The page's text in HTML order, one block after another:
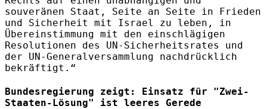
souveränen Staat, Seite an Seite in Frieden
und Sicherheit mit Israel zu leben, in
Übereinstimmung mit den einschlägigen
Resolutionen des UN-Sicherheitsrates und
der UN-Generalversammlung nachdrücklich
bekräftigt.“
Bundesregierung zeigt: Einsatz für "Zwei-
Staaten-Lösung" ist leeres Gerede